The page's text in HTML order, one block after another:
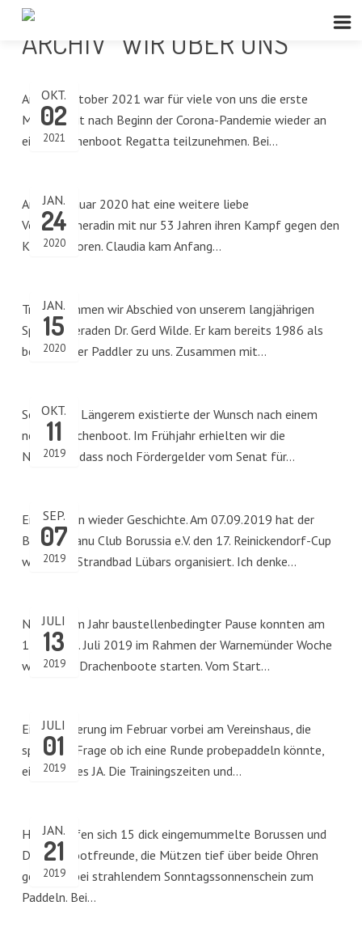
ARCHIV "WIR ÜBER UNS"
OKT.
02
2021
Anfang Oktober 2021 war für viele von uns die erste
Möglichkeit nach Beginn der Corona-Pandemie wieder an
einer Drachenboot Regatta teilzunehmen. Bei…
JAN.
24
2020
Am 24. Januar 2020 hat eine weitere liebe
Vereinskameradin mit nur 53 Jahren ihren Kampf gegen den
Krebs verloren. Claudia kam Anfang…
JAN.
15
2020
Traurig nehmen wir Abschied von unserem langjährigen
Sportkameraden Dr. Gerd Wilde. Er kam bereits 1986 als
begeisterter Paddler zu uns. Zusammen mit…
OKT.
11
2019
Schon seit Längerem existierte der Wunsch nach einem
neuen Drachenboot. Im Frühjahr erhielten wir die
Nachricht, dass noch Fördergelder vom Senat für…
SEP.
07
2019
Er ist schon wieder Geschichte. Am 07.09.2019 hat der
Berliner Kanu Club Borussia e.V. den 17. Reinickendorf-Cup
wieder im Strandbad Lübars organisiert. Ich denke…
JULI
13
2019
Nach einem Jahr baustellenbedingter Pause konnten am
13. und 14. Juli 2019 im Rahmen der Warnemünder Woche
wieder die Drachenboote starten. Vom Start…
JULI
01
2019
Eine Wanderung im Februar vorbei am Vereinshaus, die
spontane Frage ob ich eine Runde probepaddeln könnte,
ein kräftiges JA. Die Trainingszeiten und…
JAN.
21
2019
Heute trafen sich 15 dick eingemummelte Borussen und
Drachenbootfreunde, die Mützen tief über beide Ohren
gezogen, bei strahlendem Sonntagssonnenschein zum
Paddeln. Bei…